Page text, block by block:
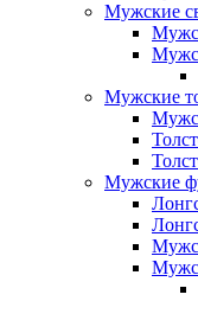
Мужские
Мужские
Мужские